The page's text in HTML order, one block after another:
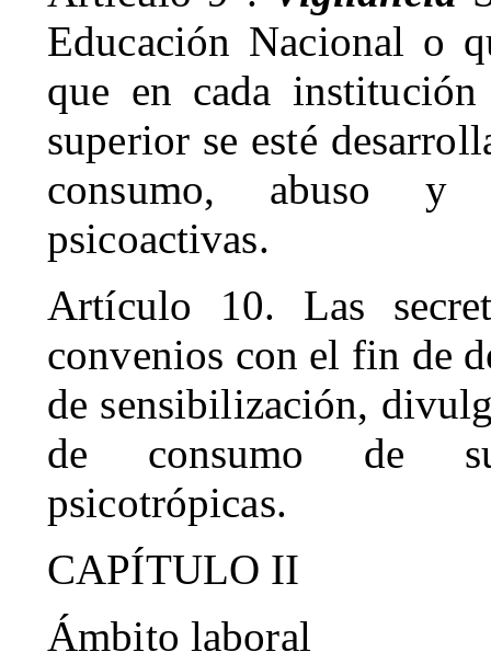
Educación Nacional o
que en cada
superior se esté
consumo, abuso y
psicoactivas.
Artículo 10. Las
convenios con el fin de
de sensibilización,
de consumo de
psicotrópicas.
CAPÍTULO II
Ámbito laboral